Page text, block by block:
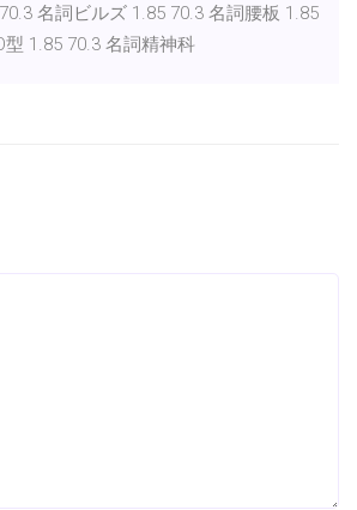
名詞ビルズ 1.85 70.3 名詞腰板 1.85
型 1.85 70.3 名詞精神科